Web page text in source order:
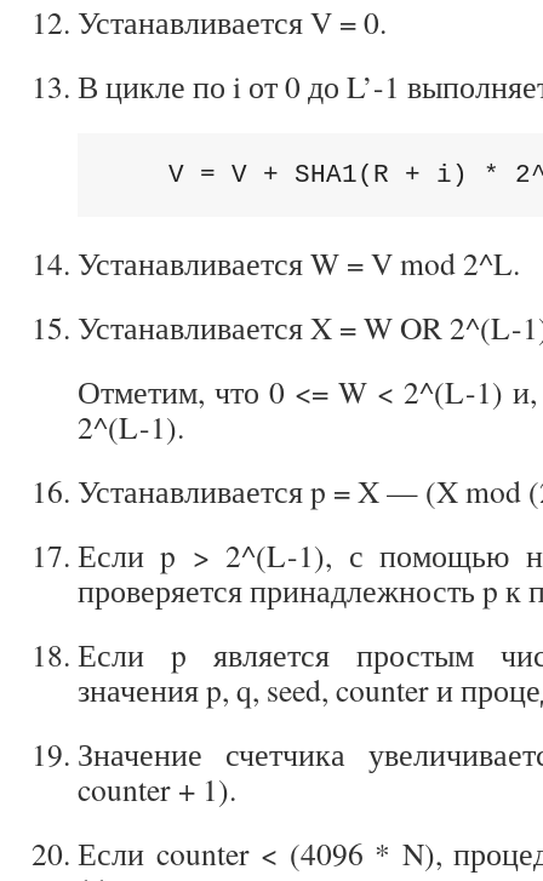
Устанавливается V = 0.
В цикле по i от 0 до L’-1
V = V + SHA1(R + i) *
Устанавливается W = V mod 2^L.
Устанавливается X = W OR 2^(L-
Отметим, что 0 <= W < 2^(L-1) и,
2^(L-1).
Устанавливается p = X — (X mod
Если p > 2^(L-1), с помощью
проверяется принадлежность p к
Если p является простым
значения p, q, seed, counter и
Значение счетчика
counter + 1).
Если counter < (4096 * N),